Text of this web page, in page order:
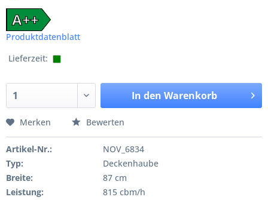
A++
Produktdatenblatt
Lieferzeit:
In den Warenkorb
Merken Bewerten
Artikel-Nr.:
NOV_6834
Typ:
Deckenhaube
Breite:
87 cm
Leistung:
815 cbm/h